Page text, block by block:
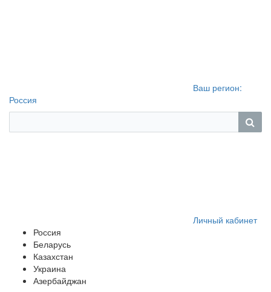
Ваш регион:
Россия
Личный кабинет
Россия
Беларусь
Казахстан
Украина
Азербайджан